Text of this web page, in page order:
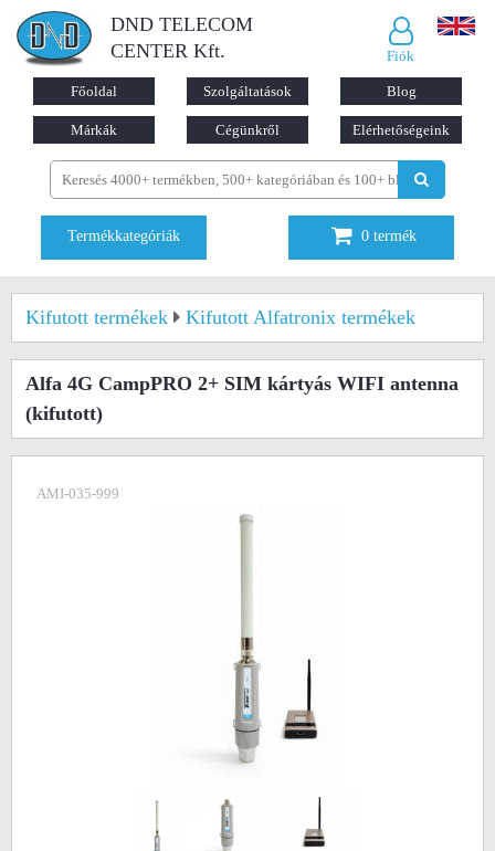
DND TELECOM
CENTER Kft.
Fiók
Főoldal Szolgáltatások Blog
Márkák Cégünkről Elérhetőségeink
Termékkategóriák 0 termék
Kifutott termékek Kifutott Alfatronix termékek
Alfa 4G CampPRO 2+ SIM kártyás WIFI antenna
(kifutott)
AMI-035-999